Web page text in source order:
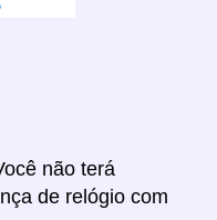
não terá
de relógio com